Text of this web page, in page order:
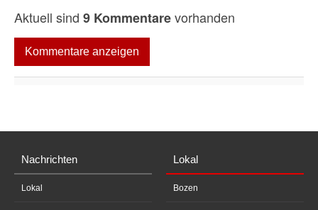
Aktuell sind 9 Kommentarevorhanden
Kommentare anzeigen
Nachrichten
Lokal
Lokal
Bozen